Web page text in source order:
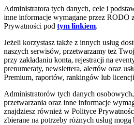
Administratora tych danych, cele i
inne informacje wymagane przez RODO
Prywatności pod tym linkiem.
Jeżeli korzystasz także z innych usług
naszych serwisów, przetwarzamy też
przy zakładaniu konta, rejestracji na
prenumeraty, newslettera, alertów oraz
Premium, raportów, rankingów lub
Administratorów tych danych
przetwarzania oraz inne informacje
znajdziesz również w Polityce
zbierane na potrzeby różnych usług